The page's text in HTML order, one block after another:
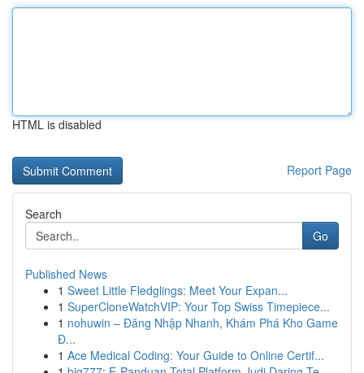
HTML is disabled
Report Page
Search
Go
Published News
1 Sweet Little Fledglings: Meet Your Expan...
1 SuperCloneWatchVIP: Your Top Swiss Timepiece...
1 nohuwin – Đăng Nhập Nhanh, Khám Phá Kho Game
Đ...
1 Ace Medical Coding: Your Guide to Online Certif...